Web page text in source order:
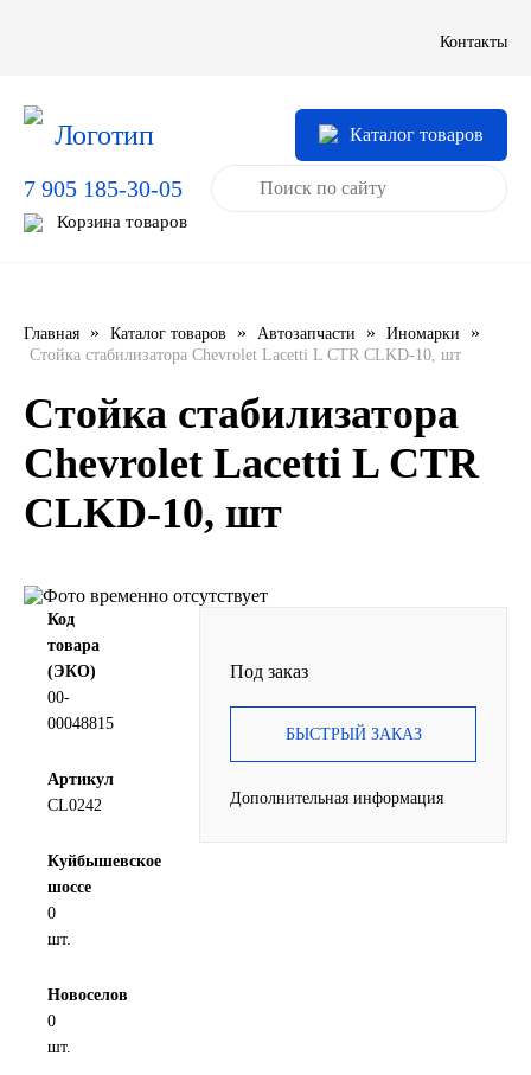
Контакты
MANNOL
OIL RIGHT
REPSOL
SHELL
TOTACHI
TOTAL
Valvoline
ZIC
BP VISCO
Каталог товаров
7 905 185-30-05
Корзина товаров
Главная » Каталог товаров » Автозапчасти » Иномарки »
Стойка стабилизатора Chevrolet Lacetti L CTR CLKD-10, шт
Стойка стабилизатора
Chevrolet Lacetti L CTR
CLKD-10, шт
Код
товара
(ЭКО)
00-
00048815
Артикул
CL0242
Куйбышевское
шоссе
0
шт.
Новоселов
0
шт.
Под заказ
БЫСТРЫЙ ЗАКАЗ
Дополнительная информация